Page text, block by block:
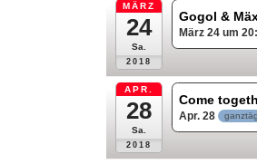
MÄRZ
24
Sa.
2018
Gogol &
März 24 um
APR.
28
Sa.
2018
Come
Apr. 28